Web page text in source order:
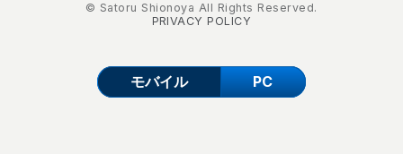
© Satoru Shionoya All Rights Reserved.
PRIVACY POLICY
モバイル PC